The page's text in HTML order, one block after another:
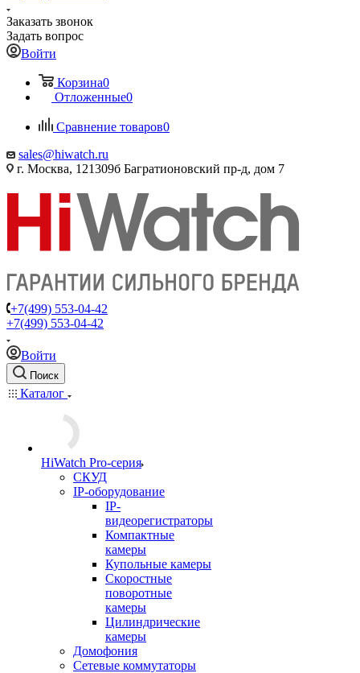
Заказать звонок
Задать вопрос
Войти
Корзина0
Отложенные0
Сравнение товаров0
sales@hiwatch.ru
г. Москва, 121309б Багратионовский пр-д, дом 7
+7(499) 553-04-42
+7(499) 553-04-42
Войти
Поиск
Каталог
HiWatch Pro-серия
CКУД
IP-оборудование
IP-
видеорегистраторы
Компактные
камеры
Купольные камеры
Скоростные
поворотные
камеры
Цилиндрические
камеры
Домофония
Сетевые коммутаторы